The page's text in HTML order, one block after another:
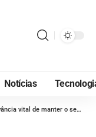
Notícias
de saúde atualizado: Por que a comparação com exames anteriores na mamografia é o pilar de um laudo assertivo?